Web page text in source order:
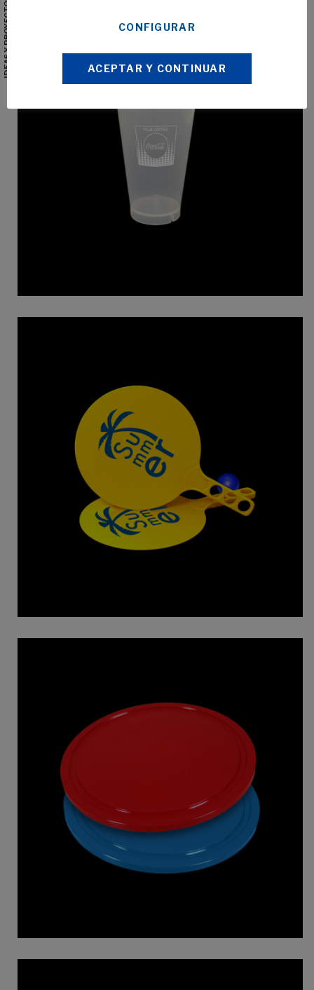
CONFIGURAR
ACEPTAR Y CONTINUAR